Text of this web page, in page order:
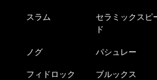
スラム
セラミックスピ
ド
ノグ パシュレー
フィドロック ブルックス